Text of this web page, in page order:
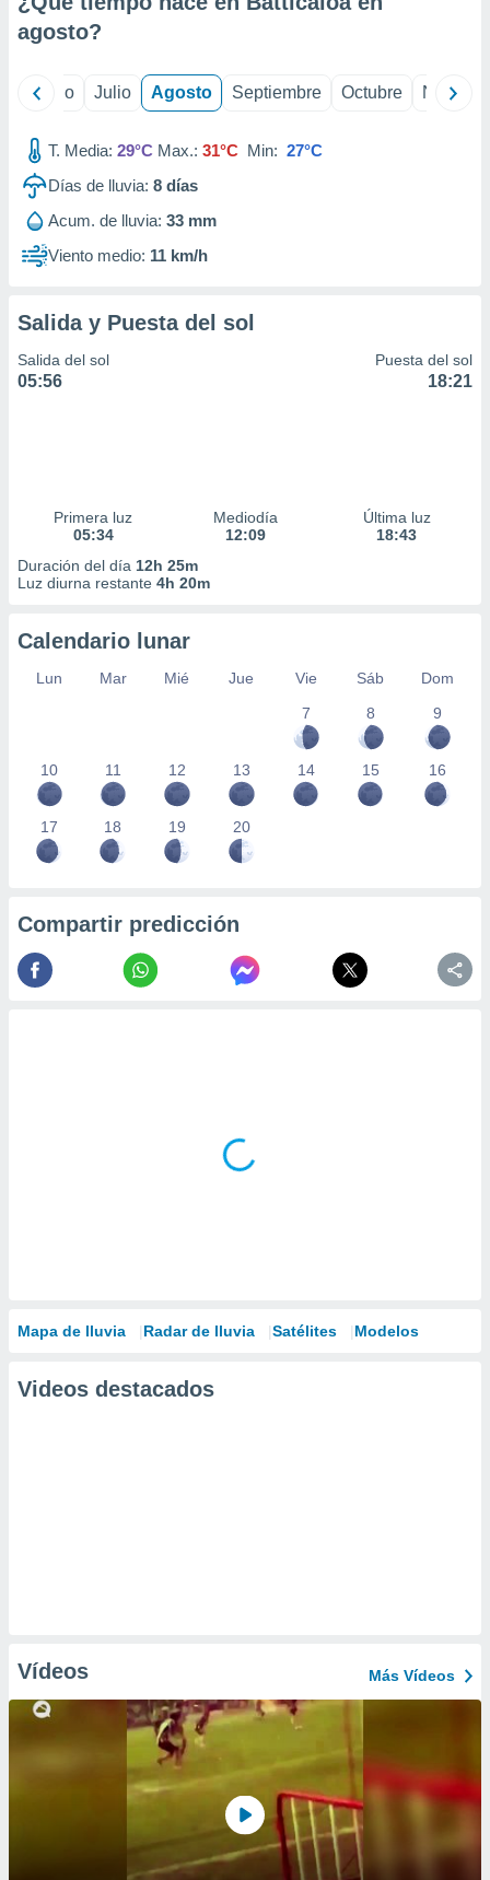
e
publicidad
publicidad
de
agosto?
Junio Julio Agosto Septiembre Octubre
T. Media: 29°C Max.: 31°C Min: 27°C
Días de lluvia: 8 días
Acum. de lluvia: 33 mm
Viento medio: 11 km/h
Salida y Puesta del sol
Salida del sol
05:56
Puesta del sol
18:21
Primera luz
05:34
Mediodía
12:09
Última luz
18:43
Duración del día 12h 25m
Luz diurna restante 4h 20m
Calendario lunar
Lun Mar Mié Jue Vie Sáb
Dom
7
8 9
10 11 12 13 14 15 16
17 18 19 20
Compartir predicción
Mapa de lluvia Radar de lluvia Satélites Modelos
Videos destacados
Vídeos Más Vídeos